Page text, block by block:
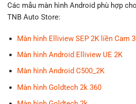
Các mẫu màn hình Android phù hợp
TNB Auto Store:
Màn hình Elliview SEP 2K liền Cam
Màn hình Android Elliview UE 2K
Màn hình Android C500_2K
Màn hình Goldtech 2k 360